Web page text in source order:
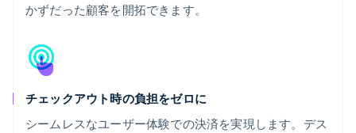
かずだった顧客を開拓できます。
チェックアウト時の負担をゼロに
シームレスなユーザー体験での決済を実現します。デス